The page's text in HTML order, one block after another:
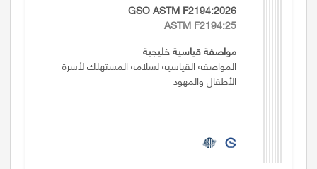
GSO ASTM F2194:2026
ASTM F2194:25
مواصفة قياسية خليجية
المواصفة القياسية لسلامة المستهلك لأسرة
الأطفال والمهود